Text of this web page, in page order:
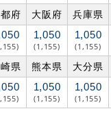
府 大阪府 兵庫県
1,050
(1,155)
1,050
(1,155)
県 熊本県 大分県
1,050
(1,155)
1,050
(1,155)